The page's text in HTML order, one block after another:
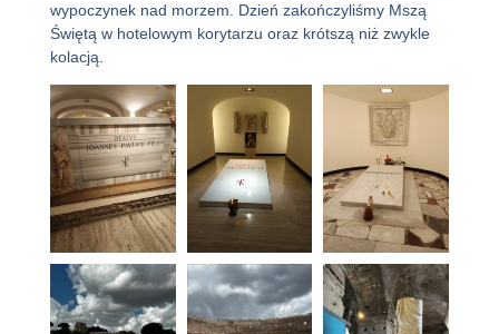
wypoczynek nad morzem. Dzień zakończyliśmy Mszą
Świętą w hotelowym korytarzu oraz krótszą niż zwykle
kolacją.